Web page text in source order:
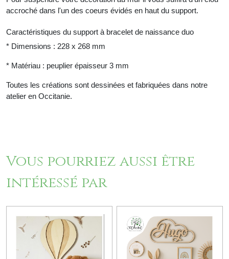
accroché dans l'un des coeurs évidés en haut du support.
Caractéristiques du support à bracelet de naissance duo
* Dimensions : 228 x 268 mm
* Matériau : peuplier épaisseur 3 mm
Toutes les créations sont dessinées et fabriquées dans notre
atelier en Occitanie.
Vous pourriez aussi être
intéressé par